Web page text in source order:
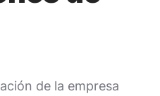
de la empresa